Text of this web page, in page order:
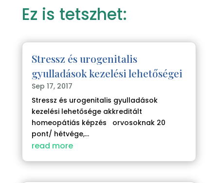
Ez is tetszhet:
Stressz és urogenitalis
gyulladások kezelési lehetőségei
Sep 17, 2017
Stressz és urogenitalis gyulladások
kezelési lehetősége akkreditált
homeopátiás képzés orvosoknak 20
pont/ hétvége,...
read more